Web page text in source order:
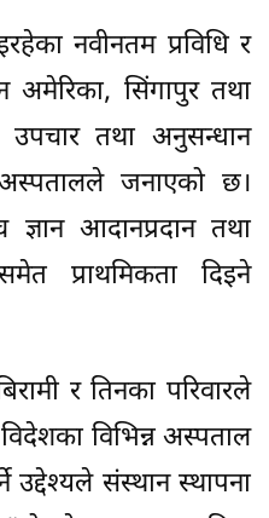
नवीनतम प्रविधि र
अमेरिका, सिंगापुर तथा
उपचार तथा अनुसन्धान
जनाएको छ।
ज्ञान आदानप्रदान तथा
प्राथमिकता दिइने
र तिनका परिवारले
विभिन्न अस्पताल
उद्देश्यले संस्थान स्थापना